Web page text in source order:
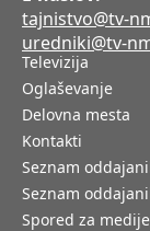
tajnistvo@tv-
uredniki@tv-
Televizija
Oglaševanje
Delovna mesta
Kontakti
Seznam
Seznam
Spored za medije